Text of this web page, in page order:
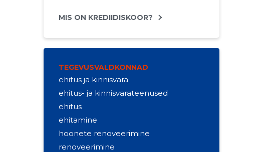
MIS ON KREDIIDISKOOR?
TEGEVUSVALDKONNAD
ehitus ja kinnisvara
ehitus- ja kinnisvarateenused
ehitus
ehitamine
hoonete renoveerimine
renoveerimine